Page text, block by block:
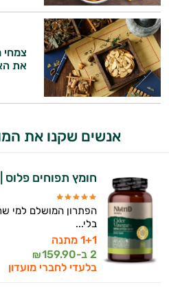
צמחי
את
אנשים שקנו את
חומץ תפוחים פלוס |
הפתרון המושלם למי
בלי...
1+1 מתנה
2 ב-
159.90
₪
בלעדי לחברי מועדון